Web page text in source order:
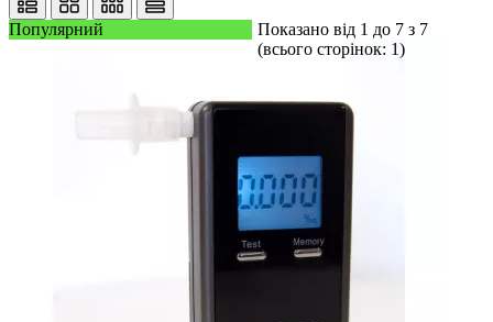
Популярний
Показано від 1 до 7 з 7
(всього сторінок: 1)